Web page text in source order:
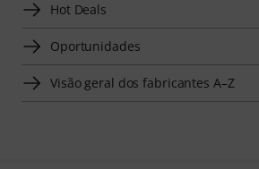
Hot Deals
Oportunidades
Visão geral dos fabricantes A–Z